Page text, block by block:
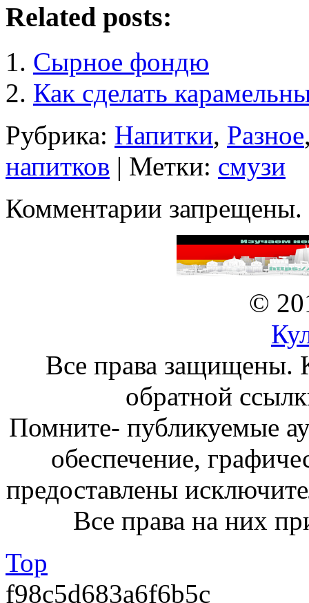
Related posts:
Сырное фондю
Как сделать
Рубрика: Напитки, Разное
напитков | Метки: смузи
Комментарии запрещены.
©
Все права защищены.
обратной
Помните- публикуемые
обеспечение,
предоставлены
Все права на них
Top
f98c5d683a6f6b5c